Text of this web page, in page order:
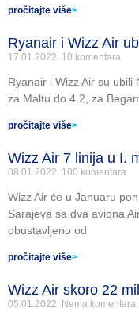
pročitajte više>
Ryanair i Wizz Air
17.01.2022. 10 komentara
Ryanair i Wizz Air su
za Maltu do 4.2, za
pročitajte više>
Wizz Air 7 linija u I.
08.01.2022. 100 komentara
Wizz Air će u Januaru
Sarajeva sa dva aviona
obustavljeno od
pročitajte više>
Wizz Air skoro 22
05.01.2022. Nema komentara